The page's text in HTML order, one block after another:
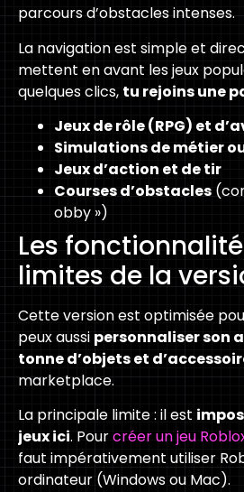
parcours d’obstacles intenses.
La navigation est simple et
mettent en avant les jeux
quelques clics, tu rejoins une
Jeux de rôle (RPG) et
Simulations de métier
Jeux d’action et de tir
Courses d’obstacles
obby »)
Les
limites de la
Cette version est optimisée
peux aussi personnaliser son
tonne d’objets et
marketplace.
La principale limite : il est
jeux ici. Pourcréer un jeu
faut impérativement utiliser
ordinateur (Windows ou Mac).